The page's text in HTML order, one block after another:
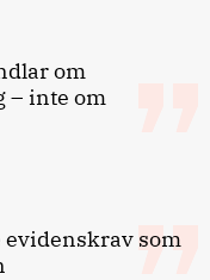
om
– inte om
evidenskrav som